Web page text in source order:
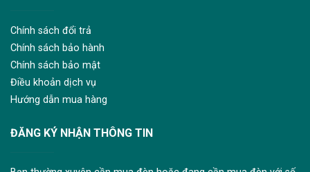
Chính sách đổi trả
Chính sách bảo hành
Chính sách bảo mật
Điều khoản dịch vụ
Hướng dẫn mua hàng
ĐĂNG KÝ NHẬN THÔNG TIN